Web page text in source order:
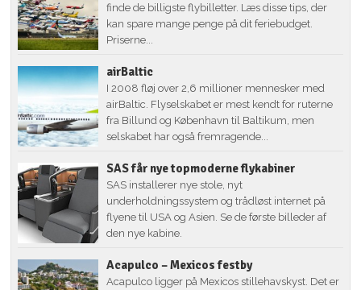
finde de billigste flybilletter. Læs disse tips, der
kan spare mange penge på dit feriebudget.
Priserne...
airBaltic
I 2008 fløj over 2,6 millioner mennesker med
airBaltic. Flyselskabet er mest kendt for ruterne
fra Billund og København til Baltikum, men
selskabet har også fremragende...
SAS får nye topmoderne flykabiner
SAS installerer nye stole, nyt
underholdningssystem og trådløst internet på
flyene til USA og Asien. Se de første billeder af
den nye kabine.
Acapulco – Mexicos festby
Acapulco ligger på Mexicos stillehavskyst. Det er